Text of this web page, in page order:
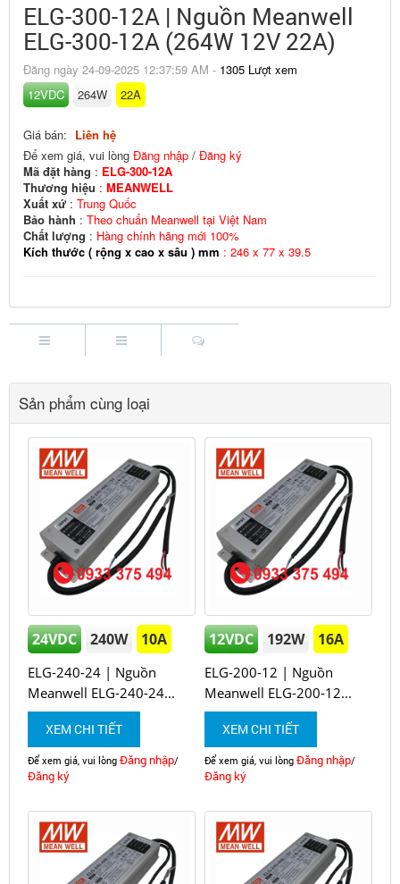
ELG-300-12A | Nguồn Meanwell
ELG-300-12A (264W 12V 22A)
Đăng ngày 24-09-2025 12:37:59 AM - 1305 Lượt xem
12VDC
264W 22A
Giá bán: Liên hệ
Để xem giá, vui lòng Đăng nhập / Đăng ký
Mã đặt hàng : ELG-300-12A
Thương hiệu : MEANWELL
Xuất xứ: Trung Quốc
Bảo hành : Theo chuẩn Meanwell tại Việt Nam
Chất lượng : Hàng chính hãng mới 100%
Kích thước ( rộng x cao x sâu ) mm : 246 x 77 x 39.5
Sản phẩm cùng loại
24VDC 240W 10A
ELG-240-24 | Nguồn
Meanwell ELG-240-24...
XEM CHI TIẾT
Để xem giá, vui lòng Đăng nhập/
Đăng ký
12VDC 192W 16A
ELG-200-12 | Nguồn
Meanwell ELG-200-12...
XEM CHI TIẾT
Để xem giá, vui lòng Đăng nhập/
Đăng ký